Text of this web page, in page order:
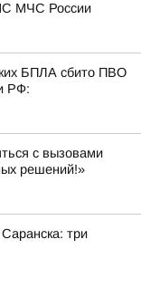
МЧС России
БПЛА сбито ПВО
РФ:
с вызовами
решений!»
три